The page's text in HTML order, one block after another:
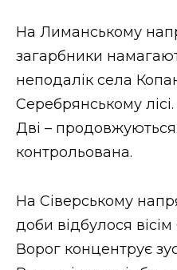
На Лиманському
загарбники
неподалік села
Серебрянському
Дві –
контрольована.
На Сіверському
доби відбулося вісім
Ворог концентрує